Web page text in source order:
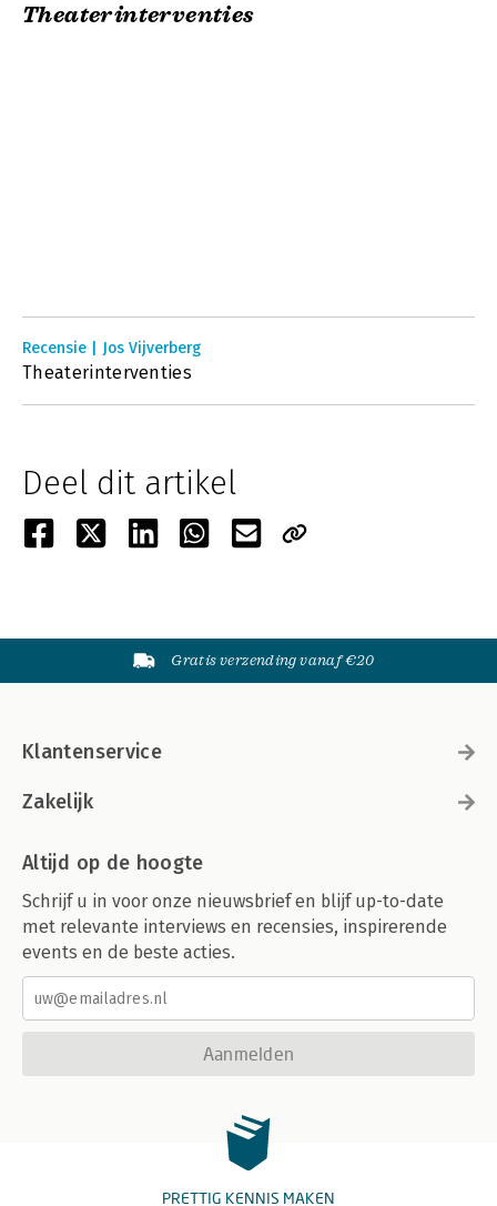
Theaterinterventies
Recensie | Jos Vijverberg
Theaterinterventies
Deel dit artikel
Gratis verzending vanaf €20
Klantenservice
Zakelijk
Altijd op de hoogte
Schrijf u in voor onze nieuwsbrief en blijf up-to-date
met relevante interviews en recensies, inspirerende
events en de beste acties.
Aanmelden
PRETTIG KENNIS MAKEN